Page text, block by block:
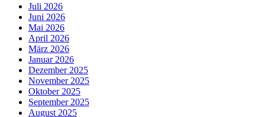
Juli 2026
Juni 2026
Mai 2026
April 2026
März 2026
Januar 2026
Dezember 2025
November 2025
Oktober 2025
September 2025
August 2025